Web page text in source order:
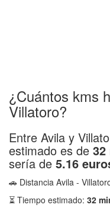
¿Cuántos kms
Villatoro?
Entre Avila y
estimado es de
sería de 5.16
🚗 Distancia Avila -
⏳ Tiempo estimado: 32